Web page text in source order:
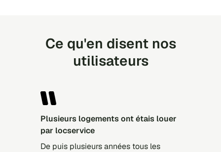
Ce qu'en disent nos
utilisateurs
Plusieurs logements ont étais louer
par locservice
De puis plusieurs années tous les